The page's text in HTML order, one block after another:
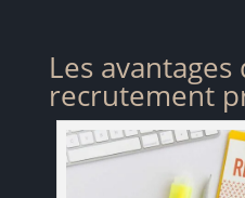
Les avantages
recrutement